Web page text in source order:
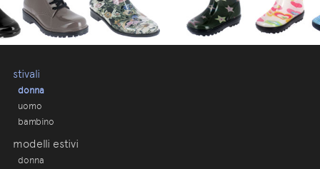
STAMPI E MACCHINARI
COMUNICAZIONE
stivali
donna
uomo
bambino
modelli estivi
donna